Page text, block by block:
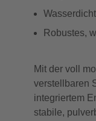
Robustes,
Mit der voll
verstellbaren
integriertem
stabile,